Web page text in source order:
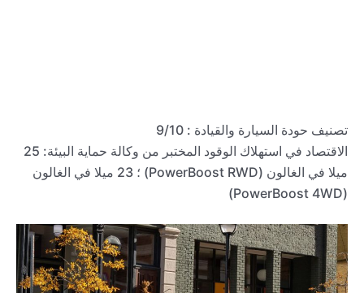
تصنيف حودة السيارة والقيادة : 9/10
الاقتصاد في استهلاك الوقود المختبر من وكالة حماية البيئة: 25
ميلا في الغالون (PowerBoost RWD) ؛ 23 ميلا في الغالون
(PowerBoost 4WD)